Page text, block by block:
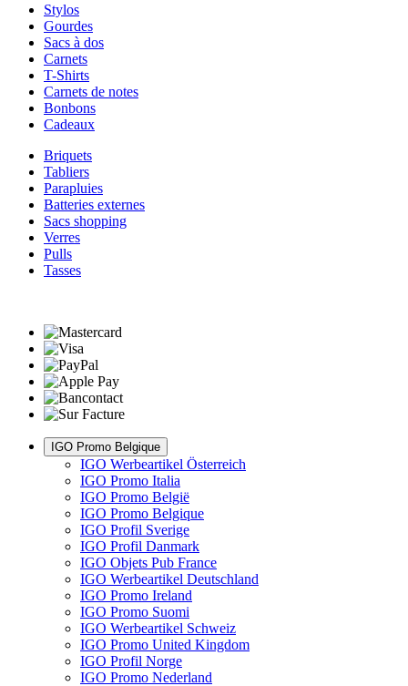
Stylos
Gourdes
Sacs à dos
Carnets
T-Shirts
Carnets de notes
Bonbons
Cadeaux
Briquets
Tabliers
Parapluies
Batteries externes
Sacs shopping
Verres
Pulls
Tasses
IGO Promo Belgique
IGO Werbeartikel Österreich
IGO Promo Italia
IGO Promo België
IGO Promo Belgique
IGO Profil Sverige
IGO Profil Danmark
IGO Objets Pub France
IGO Werbeartikel Deutschland
IGO Promo Ireland
IGO Promo Suomi
IGO Werbeartikel Schweiz
IGO Promo United Kingdom
IGO Profil Norge
IGO Promo Nederland